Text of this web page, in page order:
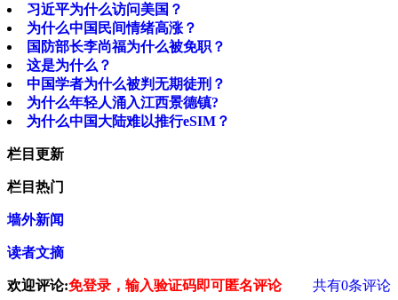
习近平为什么访问美国？
为什么中国民间情绪高涨？
国防部长李尚福为什么被免职？
这是为什么？
中国学者为什么被判无期徒刑？
为什么年轻人涌入江西景德镇?
为什么中国大陆难以推行eSIM？
栏目更新
栏目热门
墙外新闻
读者文摘
欢迎评论:免登录，输入验证码即可匿名评论 共有0条评论